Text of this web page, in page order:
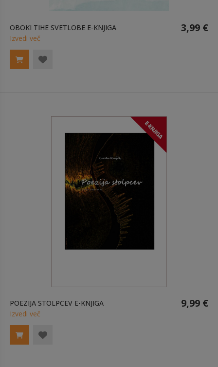
OBOKI TIHE SVETLOBE E-KNJIGA 3,99 €
Izvedi več
POEZIJA STOLPCEV E-KNJIGA 9,99 €
Izvedi več